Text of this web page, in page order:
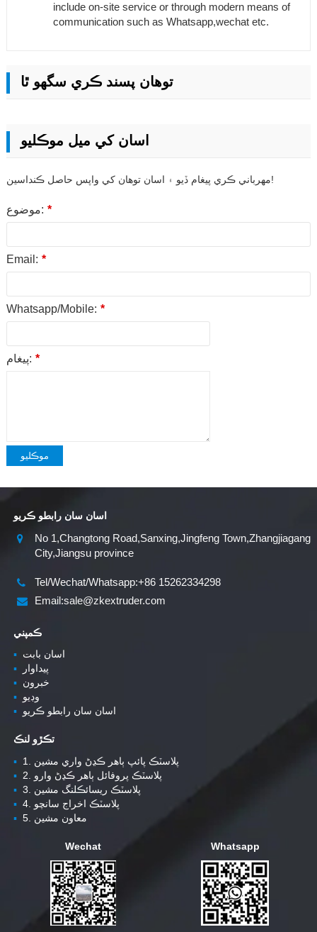
include on-site service or through modern means of
communication such as Whatsapp,wechat etc.
توهان پسند ڪري سگهو ٿا
اسان کي ميل موڪليو
مهرباني ڪري پيغام ڏيو ۽ اسان توهان کي واپس حاصل ڪنداسين!
موضوع: *
Email: *
Whatsapp/Mobile: *
پيغام: *
موڪليو
اسان سان رابطو ڪريو
No 1,Changtong Road,Sanxing,Jingfeng Town,Zhangjiagang
City,Jiangsu province
Tel/Wechat/Whatsapp:+86 15262334298
Email:sale@zkextruder.com
ڪمپني
▪ اسان بابت
▪
پيداوار
▪ خبرون
▪ وڊيو
▪ اسان سان رابطو ڪريو
تڪڙو لنڪ
▪
1. پلاسٽڪ پائپ ٻاهر ڪڍڻ واري مشين
▪
2. پلاسٽڪ پروفائل ٻاهر ڪڍڻ وارو
▪
3. پلاسٽڪ ريسائڪلنگ مشين
▪
4. پلاسٽڪ اخراج سانچو
▪
5. معاون مشين
Wechat Whatsapp